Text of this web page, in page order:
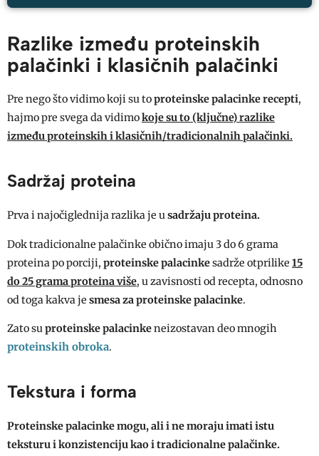
Razlike između proteinskih
palačinki i klasičnih palačinki
Pre nego što vidimo koji su toproteinske palacinke recepti,
hajmo pre svega da vidimokoje su to (ključne) razlike
između proteinskih i klasičnih/tradicionalnih palačinki.
Sadržaj proteina
Prva i najočiglednija razlika je usadržaju proteina.
Dok tradicionalne palačinke obično imaju 3 do 6 grama
proteina po porciji, proteinske palacinkesadrže otprilike 15
do 25 grama proteina više, u zavisnosti od recepta, odnosno
od toga kakva je smesa za proteinske palacinke.
Zato suproteinske palacinkeneizostavan deo mnogih
proteinskih obroka.
Tekstura i forma
Proteinske palacinkemogu, ali i ne moraju imati istu
teksturu i konzistenciju kao i tradicionalne palačinke.